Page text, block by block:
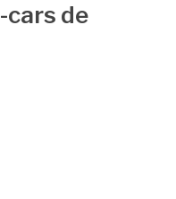
cars de